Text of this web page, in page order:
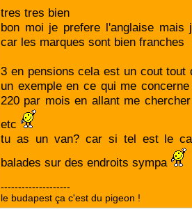
tres tres bien
bon moi je prefere l'anglaise mais
car les marques sont bien franches
3 en pensions cela est un cout tout
un exemple en ce qui me
220 par mois en allant me
etc
tu as un van? car si tel est le
balades sur des endroits sympa
--------------------
le budapest ça c'est du pigeon !